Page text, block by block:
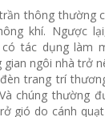
thông thường
khí. Ngược
có tác dụng làm
ngôi nhà trở
trang trí
chúng thường
gió do cánh